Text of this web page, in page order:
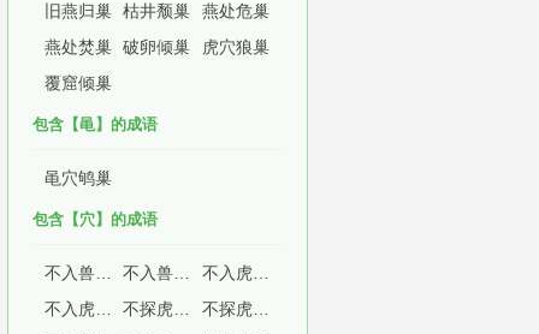
旧燕归巢 枯井颓巢
燕处危巢
燕处焚巢 破卵倾巢
虎穴狼巢
覆窟倾巢
包含【黾】的成语
黾穴鸲巢
包含【穴】的成语
不入虎穴，不得虎子
不探虎穴，安得虎子